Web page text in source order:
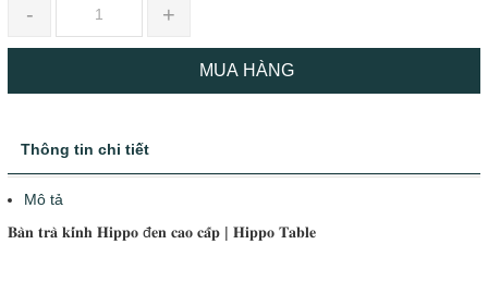
- +
MUA HÀNG
Thông tin chi tiết
Mô tả
𝐁𝐚̀𝐧 𝐭𝐫𝐚̀ 𝐤𝐢́𝐧𝐡 𝐇𝐢𝐩𝐩𝐨 đ𝐞𝐧 𝐜𝐚𝐨 𝐜𝐚̂́𝐩 | 𝐇𝐢𝐩𝐩𝐨 𝐓𝐚𝐛𝐥𝐞